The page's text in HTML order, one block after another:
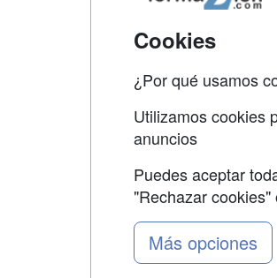
Grupo formazion:
Cookies
¿Por qué usamos
Utilizamos cookies
anuncios
Puedes aceptar
"Rechazar
Más opciones